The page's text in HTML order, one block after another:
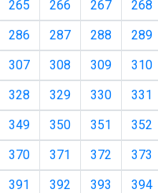
265 266 267 268
286 287 288 289
307 308 309 310
328 329 330 331
349 350 351 352
370 371 372 373
391 392 393 394